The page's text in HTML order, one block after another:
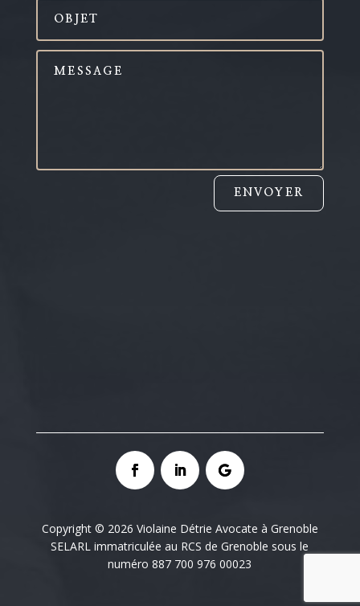
ENVOYER
Copyright © 2026 Violaine Détrie Avocate à Grenoble
SELARL immatriculée au RCS de Grenoble sous le
numéro 887 700 976 00023